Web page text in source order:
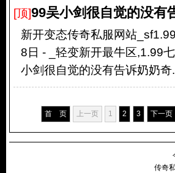
[顶]99吴小剑很自觉的没有
新开变态传奇私服网站
8日 - _轻变新开最牛区,1.99
小剑很自觉的没有告诉奶奶奇
首 页 上一页 1 2 3 下一页
传奇